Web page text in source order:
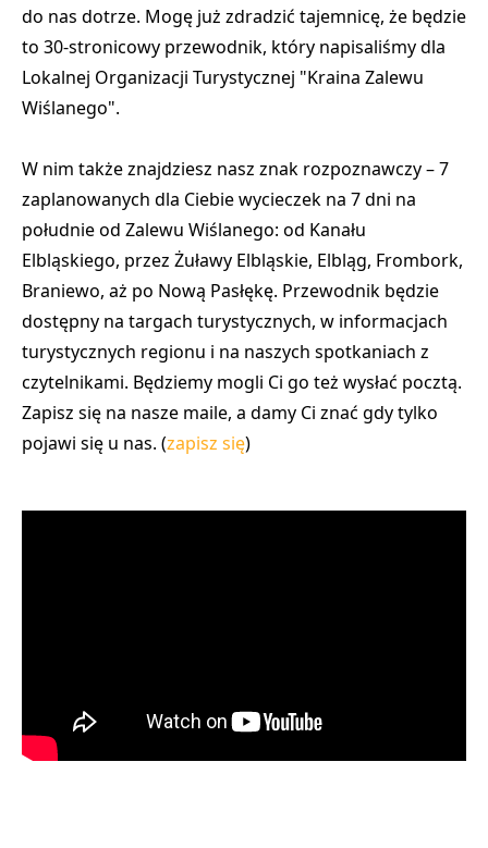
do nas dotrze. Mogę już zdradzić tajemnicę, że będzie
to 30-stronicowy przewodnik, który napisaliśmy dla
Lokalnej Organizacji Turystycznej "Kraina Zalewu
Wiślanego".
W nim także znajdziesz nasz znak rozpoznawczy – 7
zaplanowanych dla Ciebie wycieczek na 7 dni na
południe od Zalewu Wiślanego: od Kanału
Elbląskiego, przez Żuławy Elbląskie, Elbląg, Frombork,
Braniewo, aż po Nową Pasłękę. Przewodnik będzie
dostępny na targach turystycznych, w informacjach
turystycznych regionu i na naszych spotkaniach z
czytelnikami. Będziemy mogli Ci go też wysłać pocztą.
Zapisz się na nasze maile, a damy Ci znać gdy tylko
pojawi się u nas. (zapisz się)